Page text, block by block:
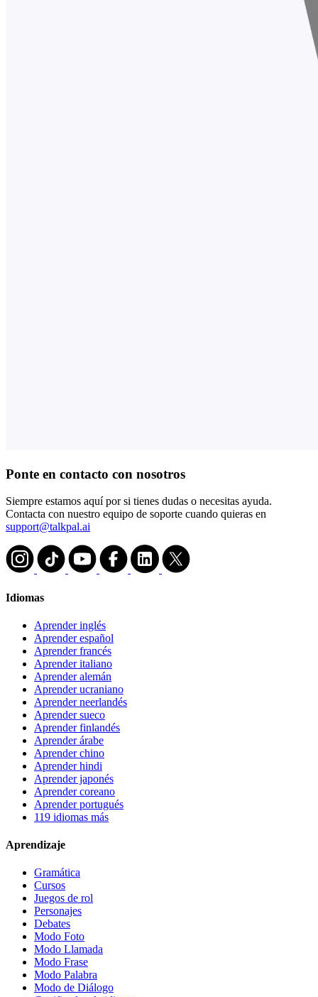
Ponte en contacto con nosotros
Siempre estamos aquí por si tienes dudas o necesitas ayuda.
Contacta con nuestro equipo de soporte cuando quieras en
support@talkpal.ai
Idiomas
Aprender inglés
Aprender español
Aprender francés
Aprender italiano
Aprender alemán
Aprender ucraniano
Aprender neerlandés
Aprender sueco
Aprender finlandés
Aprender árabe
Aprender chino
Aprender hindi
Aprender japonés
Aprender coreano
Aprender portugués
119 idiomas más
Aprendizaje
Gramática
Cursos
Juegos de rol
Personajes
Debates
Modo Foto
Modo Llamada
Modo Frase
Modo Palabra
Modo de Diálogo